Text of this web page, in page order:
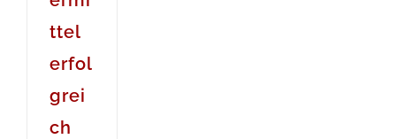
ttel
erfol
grei
ch